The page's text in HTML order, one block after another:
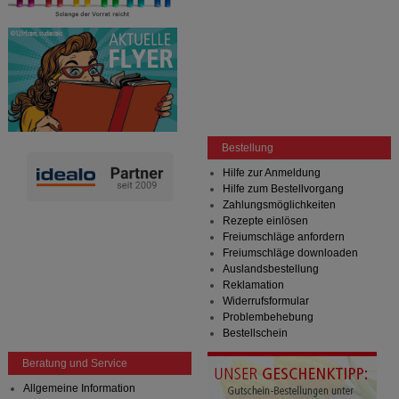
Bestellung
Hilfe zur Anmeldung
Hilfe zum Bestellvorgang
Zahlungsmöglichkeiten
Rezepte einlösen
Freiumschläge anfordern
Freiumschläge downloaden
Auslandsbestellung
Reklamation
Widerrufsformular
Problembehebung
Bestellschein
Beratung und Service
Allgemeine Information